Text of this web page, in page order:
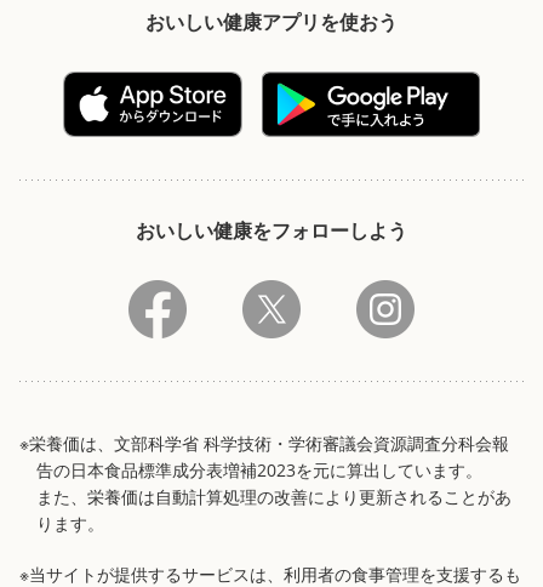
おいしい健康アプリを使おう
おいしい健康をフォローしよう
※栄養価は、文部科学省 科学技術・学術審議会資源調査分科会報
告の日本食品標準成分表増補2023を元に算出しています。
また、栄養価は自動計算処理の改善により更新されることがあ
ります。
※当サイトが提供するサービスは、利用者の食事管理を支援するも